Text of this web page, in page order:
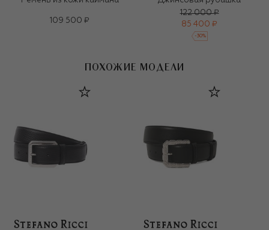
109 500 ₽
122 000 ₽
85 400 ₽
-30%
ПОХОЖИЕ МОДЕЛИ